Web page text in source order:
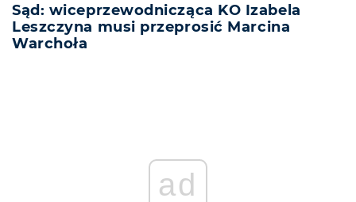
Sąd: wiceprzewodnicząca KO Izabela
Leszczyna musi przeprosić Marcina
Warchoła
ad